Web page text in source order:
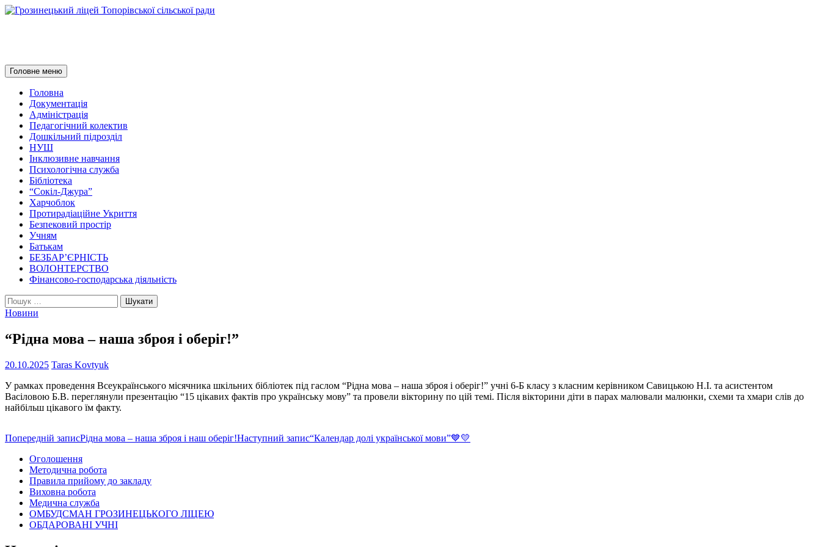
Пошук
Головне меню Перейти
до
Головна
Документація
Адміністрація
Педагогічний колектив
Дошкільний підрозділ
НУШ
Інклюзивне навчання
Психологічна служба
Бібліотека
“Сокіл-Джура”
Харчоблок
Протирадіаційне Укриття
Безпековий простір
Учням
Батькам
БЕЗБАР’ЄРНІСТЬ
ВОЛОНТЕРСТВО
Фінансово-господарська діяльність
Пошук:
Новини
“Рідна мова – наша зброя і оберіг!”
20.10.2025 Taras Kovtyuk
У рамках проведення Всеукраїнського місячника шкільних бібліотек під гаслом “Рідна мова – наша зброя і оберіг!” учні 6-Б класу з класним керівником Савицькою Н.І. та асистентом
Васіловою Б.В. переглянули презентацію “15 цікавих фактів про українську мову” та провели вікторину по цій темі. Після вікторини діти в парах малювали малюнки, схеми та хмари слів до
найбільш цікавого їм факту.
Навігація
по
записам
Попередній записРідна мова – наша зброя і наш оберіг!Наступний запис“Календар долі української мови”💙💛
Оголошення
Методична робота
Правила прийому до закладу
Виховна робота
Медична служба
ОМБУДСМАН ГРОЗИНЕЦЬКОГО ЛІЦЕЮ
ОБДАРОВАНІ УЧНІ